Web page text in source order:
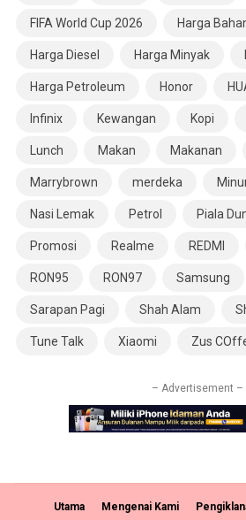
FIFA World Cup 2026 Harga
Harga Diesel Harga Minyak
Harga Petroleum Honor
Infinix Kewangan Kopi
Lunch Makan Makanan
Marrybrown merdeka
Nasi Lemak Petrol Piala
Promosi Realme REDMI
RON95 RON97 Samsung
Sarapan Pagi Shah Alam
Tune Talk Xiaomi Zus
– Advertisement –
Utama Mengenai Kami